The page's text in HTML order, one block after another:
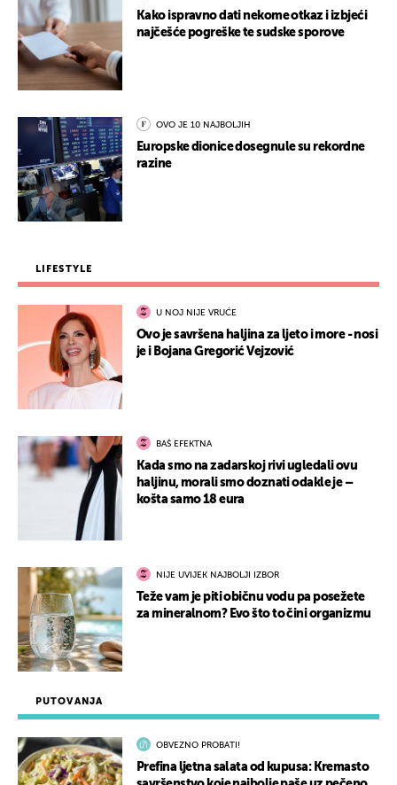
PUTOVANJA
OBVEZNO PROBATI!
Prefina ljetna salata od kupusa: Kremasto
Kako ispravno dati nekome otkaz i izbjeći
najčešće pogreške te sudske sporove
OVO JE 10 NAJBOLJIH
Europske dionice dosegnule su rekordne
razine
LIFESTYLE
U NOJ NIJE VRUĆE
Ovo je savršena haljina za ljeto i more - nosi
je i Bojana Gregorić Vejzović
BAŠ EFEKTNA
Kada smo na zadarskoj rivi ugledali ovu
haljinu, morali smo doznati odakle je –
košta samo 18 eura
NIJE UVIJEK NAJBOLJI IZBOR
Teže vam je piti običnu vodu pa posežete
za mineralnom? Evo što to čini organizmu